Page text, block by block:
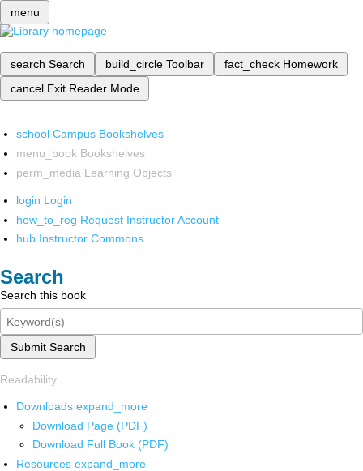
menu
search Search build_circle Toolbar fact_check Homework
cancel Exit Reader Mode
school Campus Bookshelves
menu_book Bookshelves
perm_media Learning Objects
login Login
how_to_reg Request Instructor Account
hub Instructor Commons
Search
Search this book
Submit Search
Readability
Downloads expand_more
Download Page (PDF)
Download Full Book (PDF)
Resources expand_more